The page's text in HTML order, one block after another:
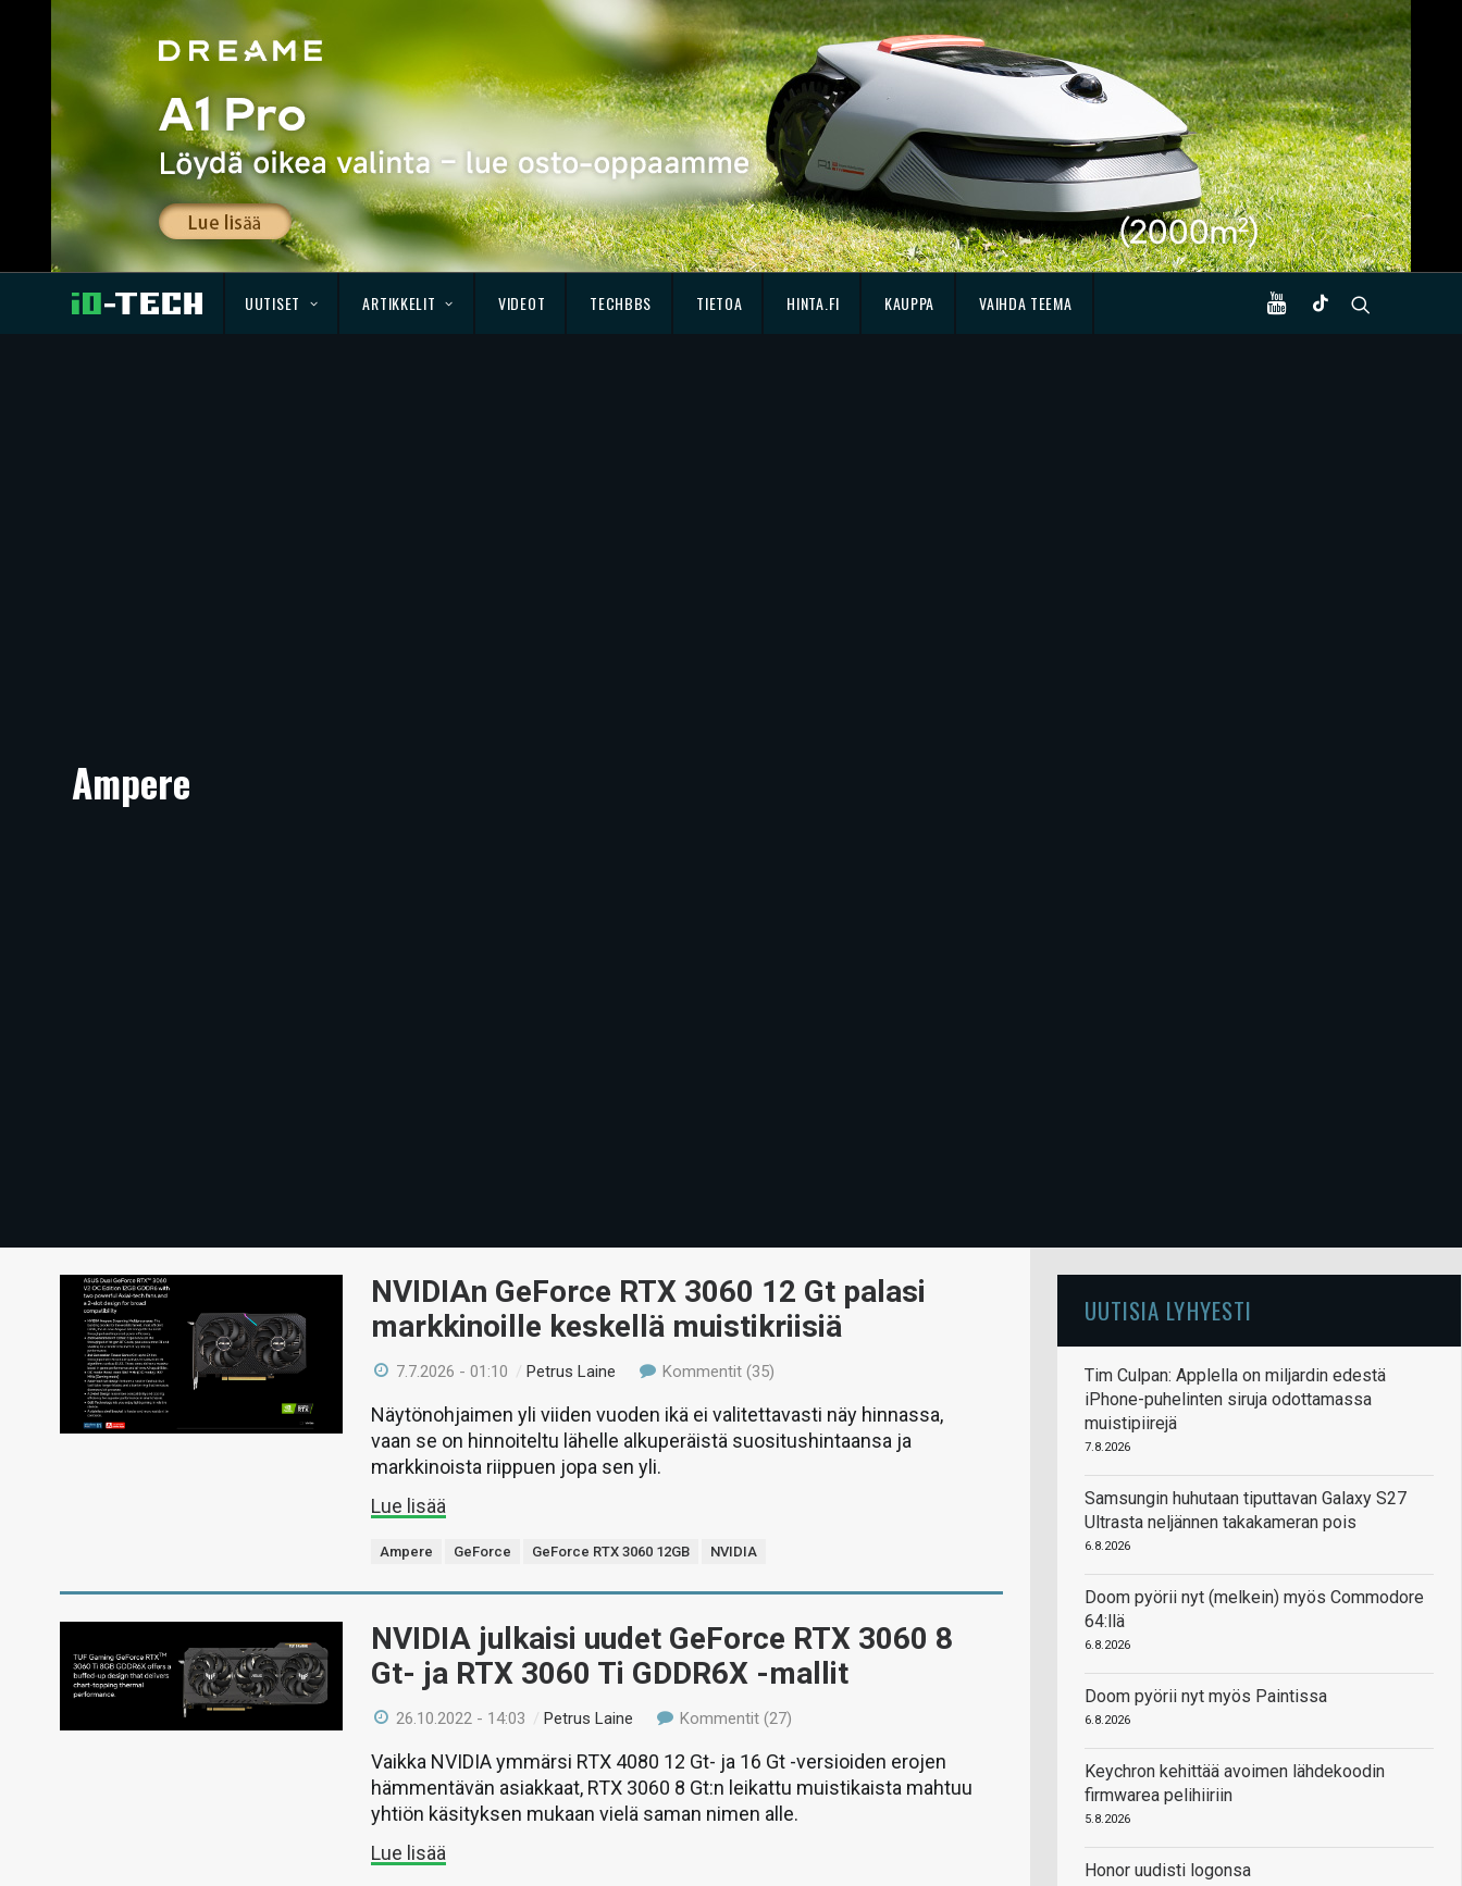
UUTISET ARTIKKELIT VIDEOT TECHBBS TIETOA HINTA.FI KAUPPA VAIHDA TEEMA
Ampere
NVIDIAn GeForce RTX 3060 12 Gt palasi
markkinoille keskellä muistikriisiä
7.7.2026 - 01:10 /Petrus Laine Kommentit (35)
Näytönohjaimen yli viiden vuoden ikä ei valitettavasti näy hinnassa,
vaan se on hinnoiteltu lähelle alkuperäistä suositushintaansa ja
markkinoista riippuen jopa sen yli.
Lue lisää
Ampere GeForce GeForce RTX 3060 12GB NVIDIA
NVIDIA julkaisi uudet GeForce RTX 3060 8
Gt- ja RTX 3060 Ti GDDR6X -mallit
26.10.2022 - 14:03 /Petrus Laine Kommentit (27)
Vaikka NVIDIA ymmärsi RTX 4080 12 Gt- ja 16 Gt -versioiden erojen
hämmentävän asiakkaat, RTX 3060 8 Gt:n leikattu muistikaista mahtuu
yhtiön käsityksen mukaan vielä saman nimen alle.
Lue lisää
UUTISIA LYHYESTI
Tim Culpan: Applella on miljardin edestä
iPhone-puhelinten siruja odottamassa
muistipiirejä
7.8.2026
Samsungin huhutaan tiputtavan Galaxy S27
Ultrasta neljännen takakameran pois
6.8.2026
Doom pyörii nyt (melkein) myös Commodore
64:llä
6.8.2026
Doom pyörii nyt myös Paintissa
6.8.2026
Keychron kehittää avoimen lähdekoodin
firmwarea pelihiiriin
5.8.2026
Honor uudisti logonsa